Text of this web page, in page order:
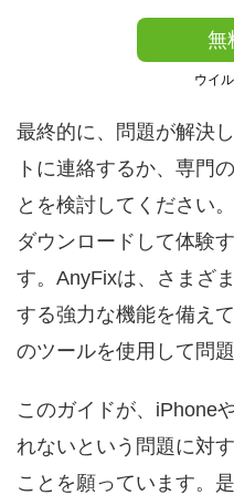
無
ウイ
最終的に、問題が解決
トに連絡するか、専門
とを検討してください
ダウンロードして体験
す。AnyFixは、さまざ
する強力な機能を備え
のツールを使用して問
このガイドが、iPhone
れないという問題に対
ことを願っています。是